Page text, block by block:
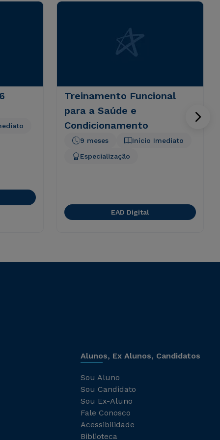
Treinamento Funcional
para a Saúde e
Condicionamento
Início Imediato
9 meses
Especialização
EAD Digital
Alunos, Ex Alunos, Candidatos
Sou Aluno
Sou Candidato
Sou Ex-Aluno
Fale Conosco
Acessibilidade
Biblioteca